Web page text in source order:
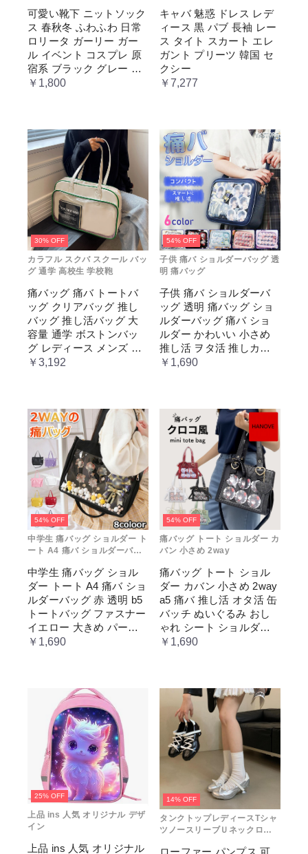
プレ 原宿系 ブラック グレー
ベージュ cm067t2t2x1 ホワ
イト
可愛い靴下 ニットソック
ス 春秋冬 ふわふわ 日常
ロリータ ガーリー ガー
ル イベント コスプレ 原
宿系 ブラック グレー ベ
ージュ cm067t2t2x1 ホワ
￥1,800
国 セクシー
キャバ 魅惑 ドレス レデ
ィース 黒 パブ 長袖 レー
ス タイト スカート エレ
ガント プリーツ 韓国 セ
クシー
￥7,277
30% OFF
カラフル スクバ スクール バッ
グ 通学 高校生 学校鞄
痛バッグ 痛バ トートバ
ッグ クリアバッグ 推し
バッグ 推し活バッグ 大
容量 通学 ボストンバッ
グ レディース メンズ 男
女兼用 学生 スクール 透
￥3,192
54% OFF
子供 痛バ ショルダーバッグ 透
明 痛バッグ
子供 痛バ ショルダーバ
ッグ 透明 痛バッグ ショ
ルダーバッグ 痛バ ショ
ルダー かわいい 小さめ
推し活 ヲタ活 推しカラ
ー 推し色 肩掛け レディ
￥1,690
54% OFF
中学生 痛バッグ ショルダー ト
ート A4 痛バ ショルダーバッ
中学生 痛バッグ ショル
ダー トート A4 痛バ ショ
ルダーバッグ 赤 透明 b5
トートバッグ ファスナー
イエロー 大きめ パープ
ル 水色 いたばっく 痛バ
推し色 肩掛け レディー
￥1,690
54% OFF
痛バッグ トート ショルダー カ
バン 小さめ 2way
痛バッグ トート ショル
ダー カバン 小さめ 2way
a5 痛バ 推し活 オタ活 缶
バッチ ぬいぐるみ おし
ゃれ シート ショルダー
バッグ 透明 ポケット ク
￥1,690
25% OFF
上品 ins 人気 オリジナル デザ
イン
上品 ins 人気 オリジナル
14% OFF
タンクトップレディースTシャ
ツノースリーブＵネックロゴ
ローファー パンプス 可